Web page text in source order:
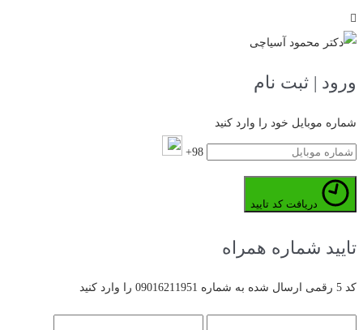
ورود | ثبت نام
شماره موبایل خود را وارد کنید
98+
تایید شماره همراه
کد 5 رقمی ارسال شده به شماره 09016211951 را وارد کنید